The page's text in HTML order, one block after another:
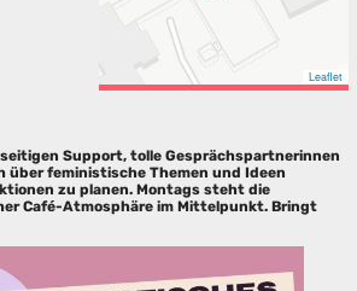
Leaflet
Support, tolle Gesprächspartnerinnen
über feministische Themen und Ideen
zu planen. Montags steht die
Café-Atmosphäre im Mittelpunkt. Bringt